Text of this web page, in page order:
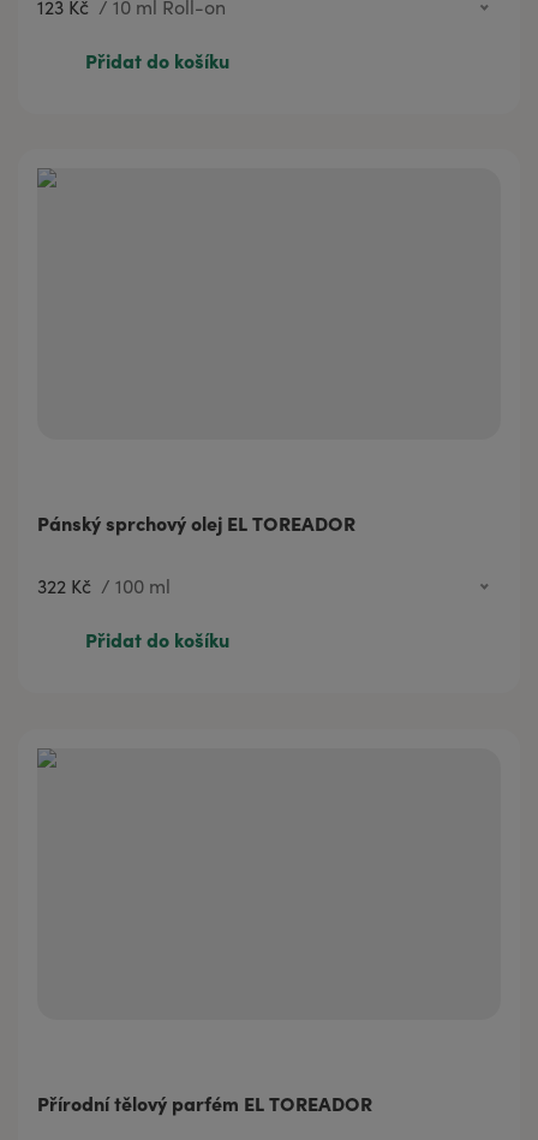
123 Kč / 10 ml Roll-on
60 Kč
3 ml
Přidat do košíku
Pánský sprchový olej EL TOREADOR
322 Kč / 100 ml
322 Kč
100 ml
Přidat do košíku
Přírodní tělový parfém EL TOREADOR